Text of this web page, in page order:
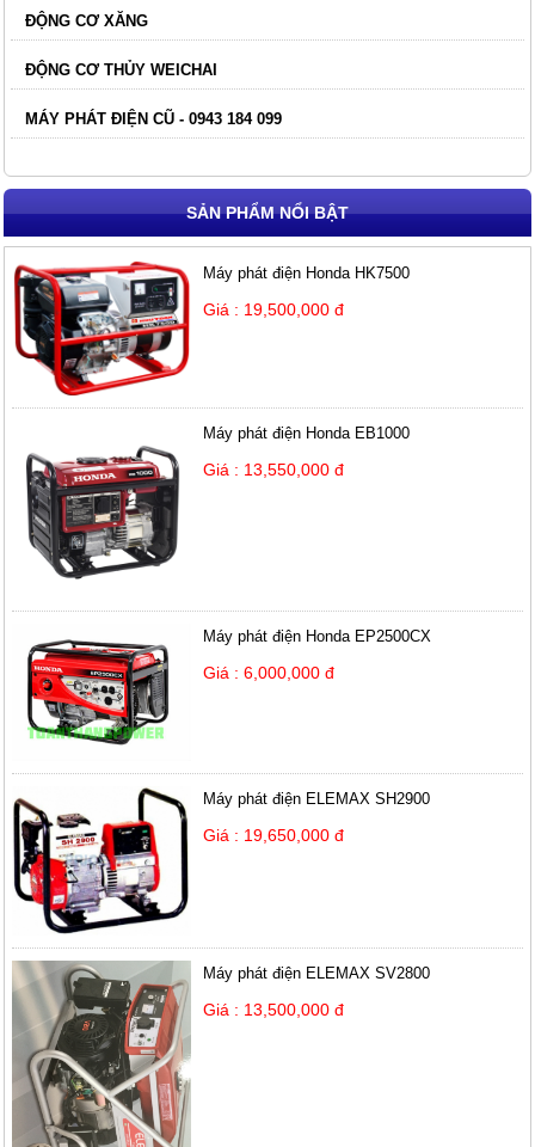
ĐỘNG CƠ XĂNG
ĐỘNG CƠ THỦY WEICHAI
MÁY PHÁT ĐIỆN CŨ - 0943 184 099
SẢN PHẨM NỔI BẬT
Máy phát điện Honda HK7500
Giá : 19,500,000 đ
Máy phát điện Honda EB1000
Giá : 13,550,000 đ
Máy phát điện Honda EP2500CX
Giá : 6,000,000 đ
Máy phát điện ELEMAX SH2900
Giá : 19,650,000 đ
Máy phát điện ELEMAX SV2800
Giá : 13,500,000 đ